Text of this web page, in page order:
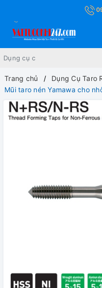
Trang chủ
Dụng Cụ Taro
Mũi taro nén Yamawa cho